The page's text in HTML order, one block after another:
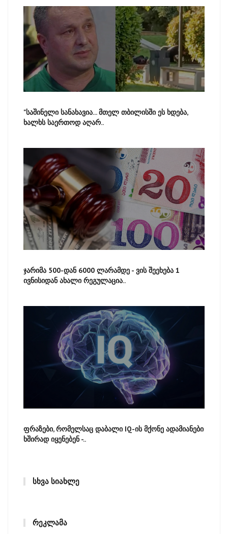
"საშინელი სანახავია... მთელ თბილისში ეს ხდება,
ხალხს საერთოდ აღარ..
ჯარიმა 500-დან 6000 ლარამდე - ვის შეეხება 1
ივნისიდან ახალი რეგულაცია..
ფრაზები, რომელსაც დაბალი IQ-ის მქონე ადამიანები
ხშირად იყენებენ -..
ᲡᲮᲕᲐ ᲡᲘᲐᲮᲚᲔ
ᲠᲔᲙᲚᲐᲛᲐ